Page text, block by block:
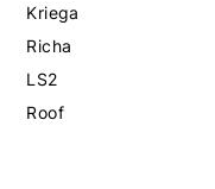
Kriega
Richa
LS2
Roof